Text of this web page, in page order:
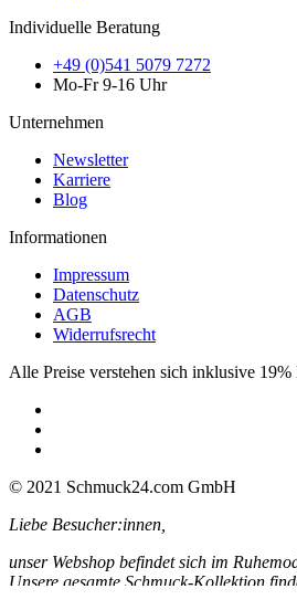
Individuelle Beratung
+49 (0)541 5079 7272
Mo-Fr 9-16 Uhr
Unternehmen
Newsletter
Karriere
Blog
Informationen
Impressum
Datenschutz
AGB
Widerrufsrecht
Alle Preise verstehen sich inklusive
© 2021 Schmuck24.com GmbH
Liebe Besucher:innen,
unser Webshop befindet sich im
Unsere gesamte Schmuck-Kollektion